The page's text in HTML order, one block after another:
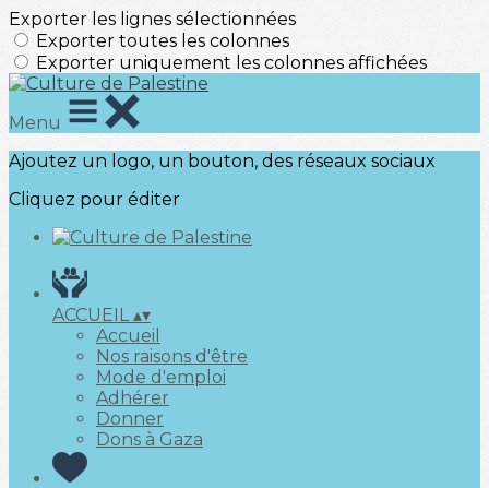
Exporter les lignes sélectionnées
Exporter toutes les colonnes
Exporter uniquement les colonnes affichées
Menu
Ajoutez un logo, un bouton, des réseaux sociaux
Cliquez pour éditer
ACCUEIL▴▾
Accueil
Nos raisons d'être
Mode d'emploi
Adhérer
Donner
Dons à Gaza